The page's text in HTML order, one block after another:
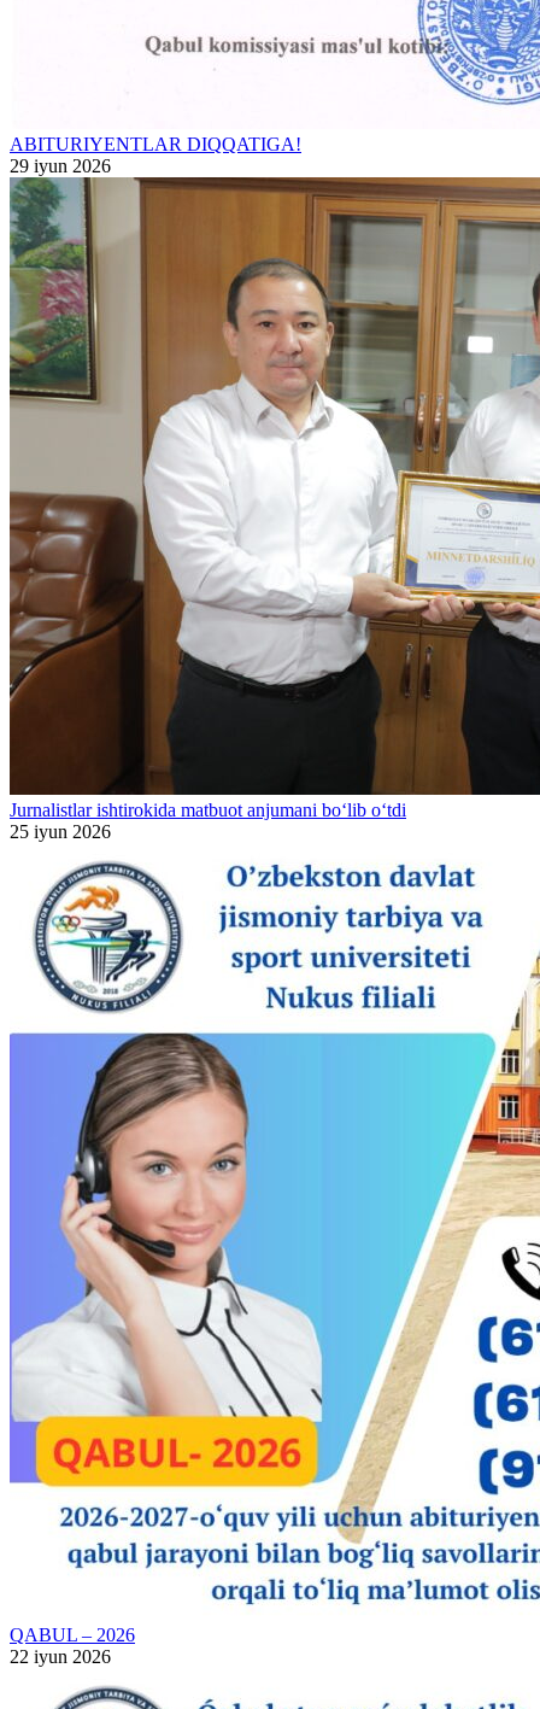
ABITURIYENTLAR DIQQATIGA!
29 iyun 2026
Jurnalistlar ishtirokida matbuot anjumani bo‘lib o‘tdi
25 iyun 2026
QABUL – 2026
22 iyun 2026